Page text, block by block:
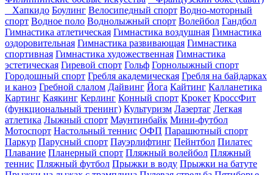
Хапкидо Боулинг Велосипедный спорт Водно-моторный
спорт Водное поло Воднолыжный спорт Волейбол Гандбол
Гимнастика атлетическая Гимнастика воздушная Гимнастика
оздоровительная Гимнастика развивающая Гимнастика
спортивная Гимнастика художественная Гимнастика
эстетическая Гиревой спорт Гольф Горнолыжный спорт
Городошный спорт Гребля академическая Гребля на байдарках
и каноэ Гребной слалом Дайвинг Йога Кайтинг Калланетика
Картинг Каякинг Керлинг Конный спорт Крокет КроссФит
(функциональный тренинг) Культуризм Лазертаг Легкая
атлетика Лыжный спорт Маунтинбайк Мини-футбол
Мотоспорт Настольный теннис ОФП Парашютный спорт
Паркур Парусный спорт Пауэрлифтинг Пейнтбол Пилатес
Плавание Планерный спорт Пляжный волейбол Пляжный
теннис Пляжный футбол Прыжки в воду Прыжки на батуте